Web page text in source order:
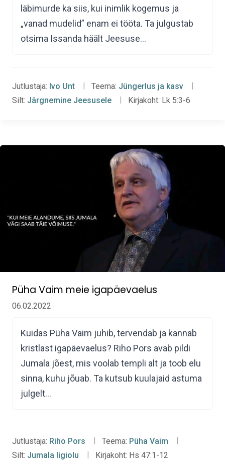
läbimurde ka siis, kui inimlik kogemus ja
„vanad mudelid” enam ei tööta. Ta julgustab
otsima Issanda häält Jeesuse…
Jutlustaja: Ivo Unt Teema: Jüngerlus ja kasv
Silt: Järgnemine Jeesusele Kirjakoht: Lk 5:3-6
Püha Vaim meie igapäevaelus
06.02.2022
Kuidas Püha Vaim juhib, tervendab ja kannab
kristlast igapäevaelus? Riho Pors avab pildi
Jumala jõest, mis voolab templi alt ja toob elu
sinna, kuhu jõuab. Ta kutsub kuulajaid astuma
julgelt…
Jutlustaja: Riho Pors Teema: Püha Vaim
Silt: Jumala ligiolu Kirjakoht: Hs 47:1-12